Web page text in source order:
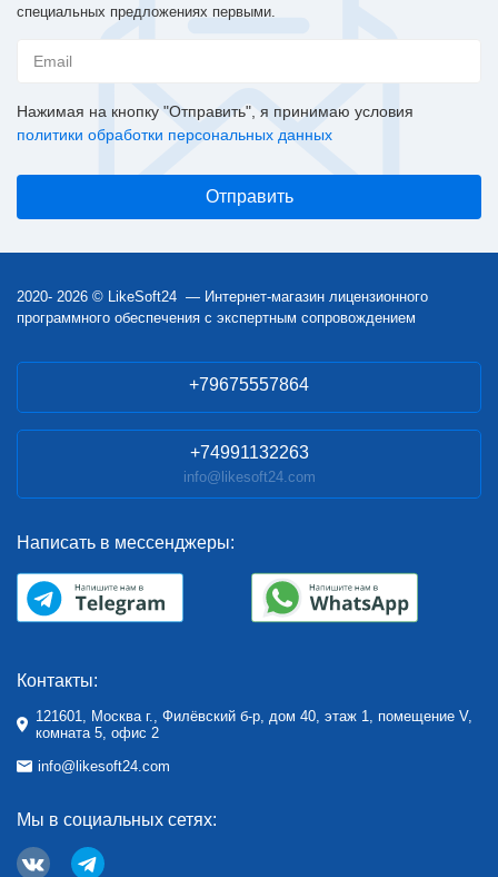
специальных предложениях первыми.
Нажимая на кнопку "Отправить", я принимаю условия
политики обработки персональных данных
2020- 2026 © LikeSoft24 — Интернет-магазин лицензионного
программного обеспечения с экспертным сопровождением
+79675557864
+74991132263
info@likesoft24.com
Написать в мессенджеры:
Контакты:
121601, Москва г., Филёвский б-р, дом 40, этаж 1, помещение V,
комната 5, офис 2
info@likesoft24.com
Мы в социальных сетях: